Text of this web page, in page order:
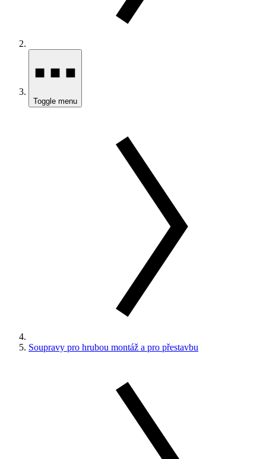
Toggle menu
Soupravy pro hrubou montáž a pro přestavbu